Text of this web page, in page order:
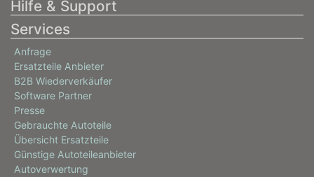
Hilfe & Support
Services
Anfrage
Ersatzteile Anbieter
B2B Wiederverkäufer
Software Partner
Presse
Gebrauchte Autoteile
Übersicht Ersatzteile
Günstige Autoteileanbieter
Autoverwertung